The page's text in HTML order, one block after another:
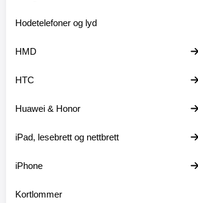
Hodetelefoner og lyd
HMD
HTC
Huawei & Honor
iPad, lesebrett og nettbrett
iPhone
Kortlommer